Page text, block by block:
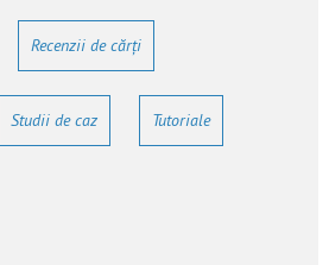
Recenzii de cărți
Studii de caz Tutoriale